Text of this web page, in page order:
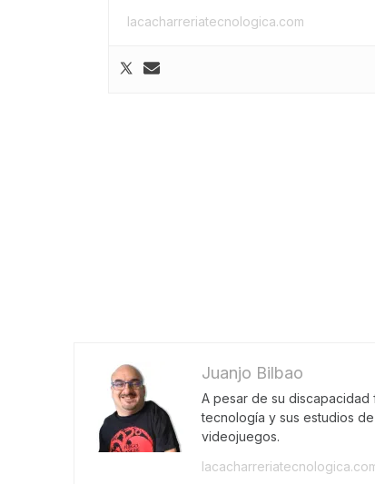
lacacharreriatecnologica.com
Juanjo Bilbao
A pesar de su
tecnología y sus estudios
videojuegos.